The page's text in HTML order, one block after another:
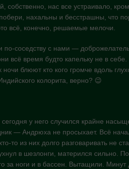
собственно, нас все устраивало,
нахальны и бесстрашны, что
всё, конечно, решаемые мелочи.
по-соседству с нами —
всё время будто капельку не в
блюют кто кого громче вдоль
колорита, верно? 😉
у него случился крайне
— Андрюха не просыхает. Всё
то из них долго разговаривать не
в шезлонги, матерился сильно.
за ноги и в бассен. Вытащили. Минут